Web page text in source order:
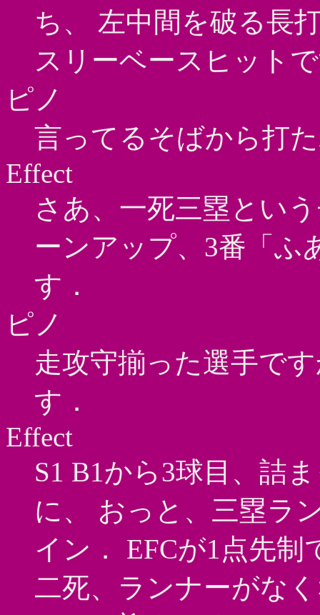
ち、 左中間を破る長
スリーベースヒット
ピノ
言ってるそばから打
Effect
さあ、一死三塁とい
ーンアップ、3番「ふ
す．
ピノ
走攻守揃った選手で
す．
Effect
S1 B1から3球目、詰
に、 おっと、三塁ラ
イン． EFCが1点先制
二死、ランナーがな